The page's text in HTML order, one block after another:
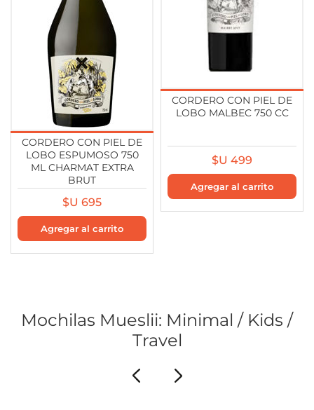
CORDERO CON PIEL DE
LOBO ESPUMOSO 750
ML CHARMAT EXTRA
BRUT
$U 695
CORDERO CON PIEL DE
LOBO MALBEC 750 CC
$U 499
Mochilas Mueslii: Minimal / Kids /
Travel